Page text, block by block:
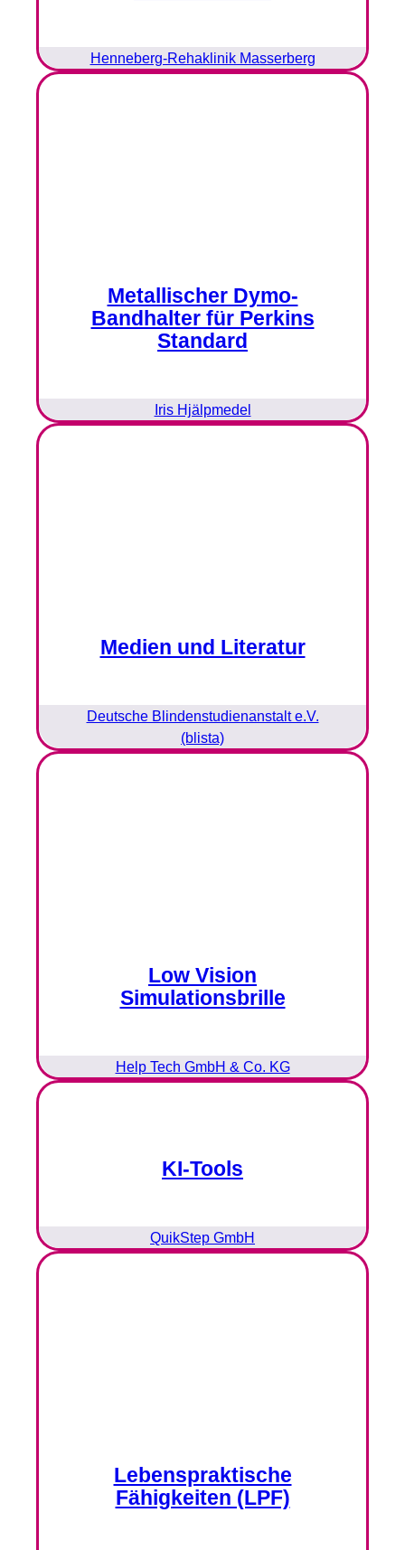
Henneberg-Rehaklinik Masserberg
Metallischer Dymo-
Bandhalter für Perkins
Standard
Iris Hjälpmedel
Medien und Literatur
Deutsche Blindenstudienanstalt e.V.
(blista)
Low Vision
Simulationsbrille
Help Tech GmbH & Co. KG
KI-Tools
QuikStep GmbH
Lebenspraktische
Fähigkeiten (LPF)